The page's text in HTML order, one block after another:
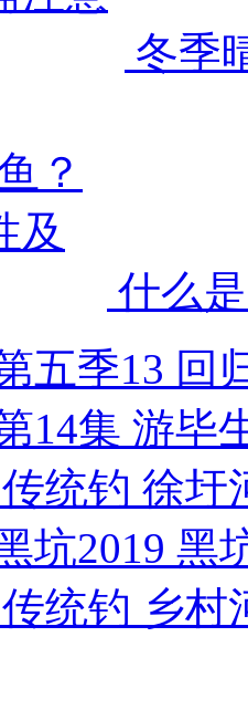
冬季
什么
五季13 回
14集 游毕
统钓 徐圩
坑2019 黑
统钓 乡村